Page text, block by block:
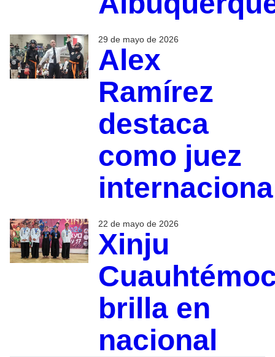
29 de mayo de 2026
Alex
Ramírez
destaca
como juez
22 de mayo de 2026
Xinju
brilla en
nacional